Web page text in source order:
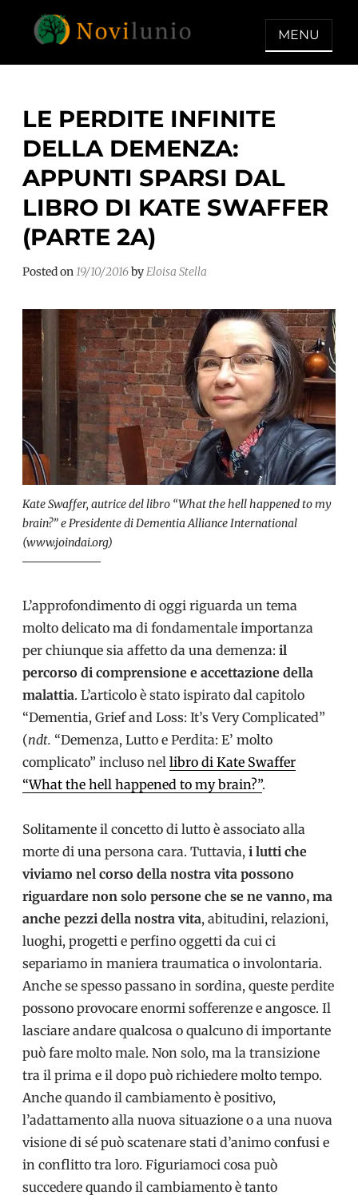
NOVILUNIO
Un aiuto con concreto dopo la
MENU
LE PERDITE INFINITE
DELLA DEMENZA:
APPUNTI SPARSI DAL
LIBRO DI KATE SWAFFER
(PARTE 2A)
Posted on19/10/2016byEloisa Stella
Kate Swaffer, autrice del libro “What the hell happened to my
brain?” e Presidente di Dementia Alliance International
(www.joindai.org)
L’approfondimento di oggi riguarda un tema
molto delicato ma di fondamentale importanza
per chiunque sia affetto da una demenza: il
percorso di comprensione e accettazione della
malattia. L’articolo è stato ispirato dal capitolo
“Dementia, Grief and Loss: It’s Very Complicated”
(ndt. “Demenza, Lutto e Perdita: E’ molto
complicato” incluso nel libro di Kate Swaffer
“What the hell happened to my brain?”.
Solitamente il concetto di lutto è associato alla
morte di una persona cara. Tuttavia, i lutti che
viviamo nel corso della nostra vita possono
riguardare non solo persone che se ne vanno, ma
anche pezzi della nostra vita, abitudini, relazioni,
luoghi, progetti e perfino oggetti da cui ci
separiamo in maniera traumatica o involontaria.
Anche se spesso passano in sordina, queste perdite
possono provocare enormi sofferenze e angosce. Il
lasciare andare qualcosa o qualcuno di importante
può fare molto male. Non solo, ma la transizione
tra il prima e il dopo può richiedere molto tempo.
Anche quando il cambiamento è positivo,
l’adattamento alla nuova situazione o a una nuova
visione di sé può scatenare stati d’animo confusi e
in conflitto tra loro. Figuriamoci cosa può
succedere quando il cambiamento è tanto